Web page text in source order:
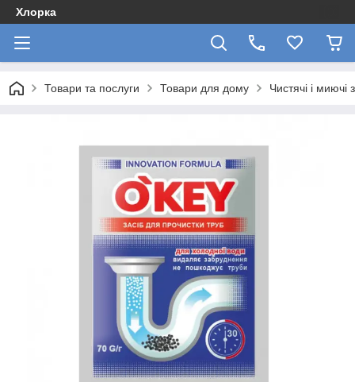
Хлорка
Товари та послуги Товари для дому Чистячі і миючі